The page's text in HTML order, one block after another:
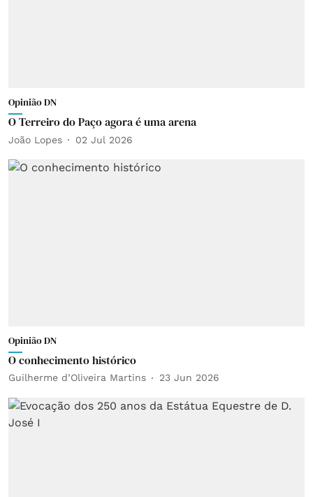
Opinião DN
O Terreiro do Paço agora é uma arena
João Lopes 02 Jul 2026
Opinião DN
O conhecimento histórico
Guilherme d’Oliveira Martins 23 Jun 2026